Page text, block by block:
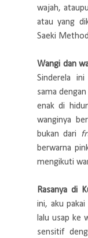
wajah,
atau yang
Saeki
Wangi dan
Sinderela
sama
enak di
wanginya
bukan dari
berwarna
mengikuti
Rasanya di
ini, aku
lalu usap ke
sensitif